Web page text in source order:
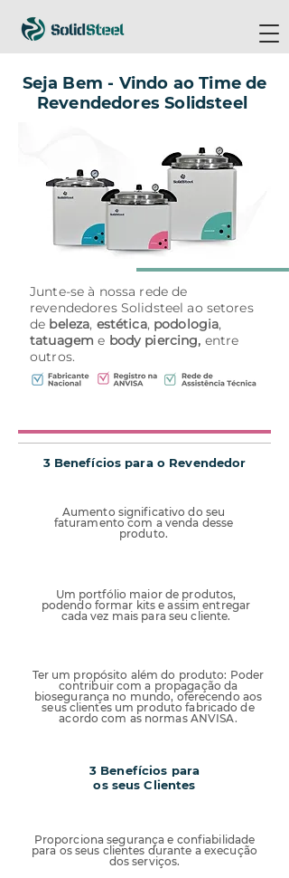
Seja Bem - Vindo ao Time de
Revendedores Solidsteel
Junte-se à nossa rede de
revendedores Solidsteel ao setores
de beleza, estética, podologia,
tatuagem e body piercing, entre
outros.
3 Benefícios para o Revendedor
Aumento significativo do seu
faturamento com a venda desse
produto.
Um portfólio maior de produtos,
podendo formar kits e assim entregar
cada vez mais para seu cliente.
Ter um propósito além do produto: Poder
contribuir com a propagação da
biosegurança no mundo, oferecendo aos
seus clientes um produto fabricado de
acordo com as normas ANVISA.
3 Benefícios para
os seus Clientes
Proporciona segurança e confiabilidade
para os seus clientes durante a execução
dos serviços.